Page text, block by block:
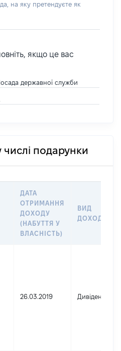
на яку претендуєте як
якщо це вас
державної служби
подарунки
ДАТА
ОТРИМАННЯ
ДОХОДУ
(НАБУТТЯ У
ВЛАСНІСТЬ)
ВИД
ДОХОДУ
26.03.2019 Дивіденди